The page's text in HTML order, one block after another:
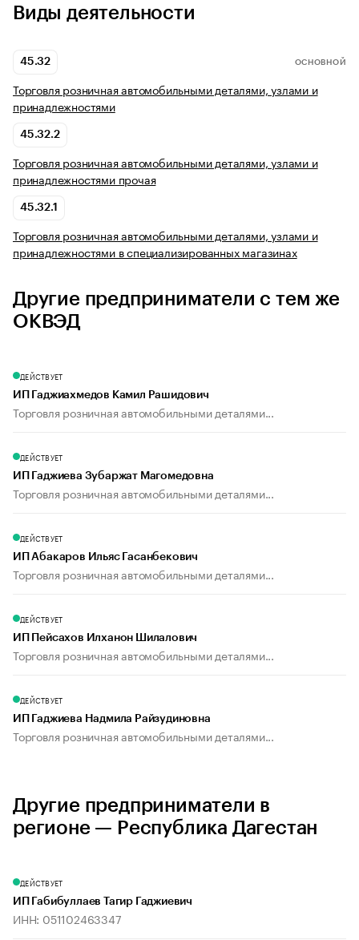
Виды деятельности
45.32 ОСНОВНОЙ
Торговля розничная автомобильными деталями, узлами и
принадлежностями
45.32.2
Торговля розничная автомобильными деталями, узлами и
принадлежностями прочая
45.32.1
Торговля розничная автомобильными деталями, узлами и
принадлежностями в специализированных магазинах
Другие предприниматели с тем же
ОКВЭД
ДЕЙСТВУЕТ
ИП Гаджиахмедов Камил Рашидович
Торговля розничная автомобильными деталями...
ДЕЙСТВУЕТ
ИП Гаджиева Зубаржат Магомедовна
Торговля розничная автомобильными деталями...
ДЕЙСТВУЕТ
ИП Абакаров Ильяс Гасанбекович
Торговля розничная автомобильными деталями...
ДЕЙСТВУЕТ
ИП Пейсахов Илханон Шилалович
Торговля розничная автомобильными деталями...
ДЕЙСТВУЕТ
ИП Гаджиева Надмила Райзудиновна
Торговля розничная автомобильными деталями...
Другие предприниматели в
регионе — Республика Дагестан
ДЕЙСТВУЕТ
ИП Габибуллаев Тагир Гаджиевич
ИНН: 051102463347